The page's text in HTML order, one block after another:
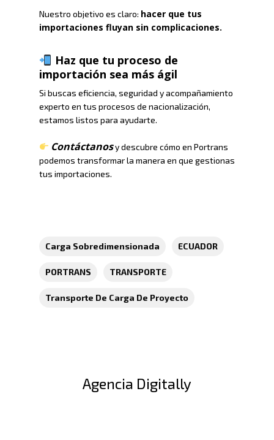
Nuestro objetivo es claro: hacer que tus
importaciones fluyan sin complicaciones.
Haz que tu proceso de
importación sea más ágil
Si buscas eficiencia, seguridad y acompañamiento
experto en tus procesos de nacionalización,
estamos listos para ayudarte.
Contáctanosy descubre cómo en Portrans
podemos transformar la manera en que gestionas
tus importaciones.
Carga Sobredimensionada ECUADOR
PORTRANS TRANSPORTE
Transporte De Carga De Proyecto
Agencia Digitally